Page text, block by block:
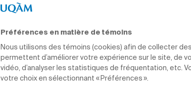
Préférences en matière de témoins
Nous utilisons des témoins (cookies) afin de collecter
permettent d’améliorer votre expérience sur le site, de
vidéo, d’analyser les statistiques de fréquentation, etc.
votre choix en sélectionnant « Préférences ».